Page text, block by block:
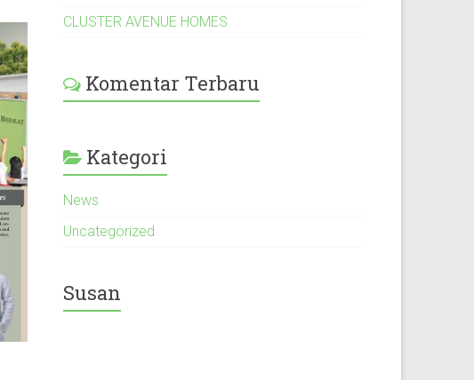
CLUSTER AVENUE HOMES
Komentar Terbaru
Kategori
News
Uncategorized
Susan